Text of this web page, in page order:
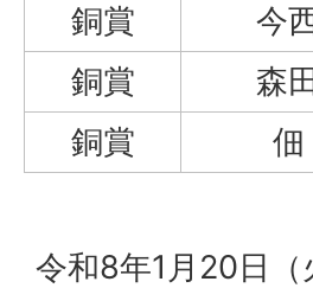
銅賞
今
銅賞
森
銅賞
佃
令和8年1月20日